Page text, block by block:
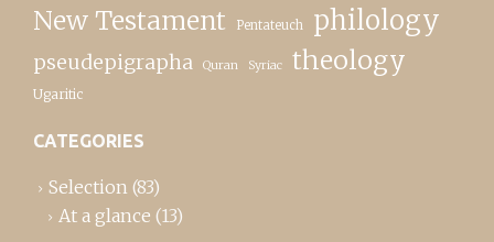
New Testament Pentateuch philology
pseudepigrapha Quran Syriac theology
Ugaritic
CATEGORIES
Selection (83)
At a glance (13)